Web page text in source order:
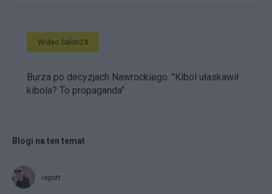
Wideo Salon24
Burza po decyzjach Nawrockiego. "Kibol ułaskawił
kibola? To propaganda"
Blogi na ten temat
report